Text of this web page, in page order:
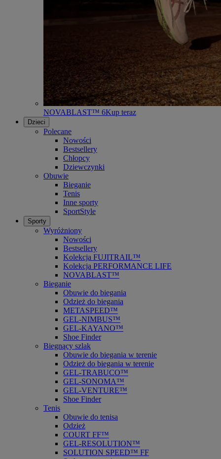
NOVABLAST™ 6Kup teraz
Dzieci
Polecane
Nowości
Bestsellery
Chłopcy
Dziewczynki
Obuwie
Bieganie
Tenis
Inne sporty
SportStyle
Sporty
Wyróżniony
Nowości
Bestsellery
Kolekcja FUJITRAIL™
Kolekcja PERFORMANCE LIFE
NOVABLAST™
Bieganie
Obuwie do biegania
Odzież do biegania
METASPEED™
GEL-NIMBUS™
GEL-KAYANO™
Shoe Finder
Biegnący szlak
Obuwie do biegania w terenie
Odzież do biegania w terenie
GEL-TRABUCO™
GEL-SONOMA™
GEL-VENTURE™
Shoe Finder
Tenis
Obuwie do tenisa
Odzież
COURT FF™
GEL-RESOLUTION™
SOLUTION SPEED™ FF